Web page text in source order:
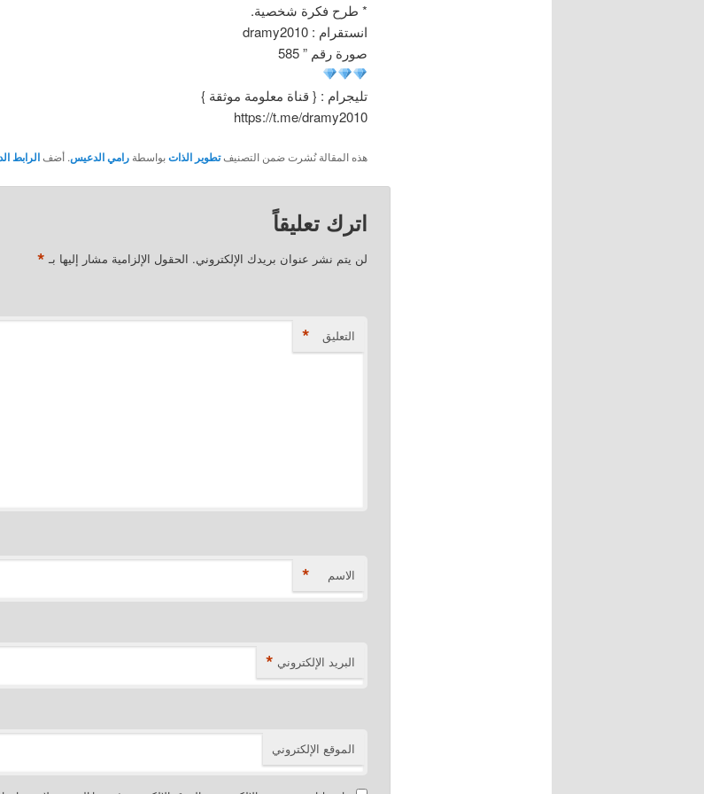
* طرح فكرة شخصية.
انستقرام : dramy2010
صورة رقم ” 585
تليجرام : { قناة معلومة موثقة }
https://t.me/dramy2010
هذه المقالة نُشرت ضمن التصنيفتطوير الذاتبواسطة رامي الدعيس. أضفالرابط
اترك تعليقاً
لن يتم نشر عنوان بريدك الإلكتروني. الحقول الإلزامية مشار إليها بـ *
التعليق *
الاسم *
البريد الإلكتروني *
الموقع الإلكتروني